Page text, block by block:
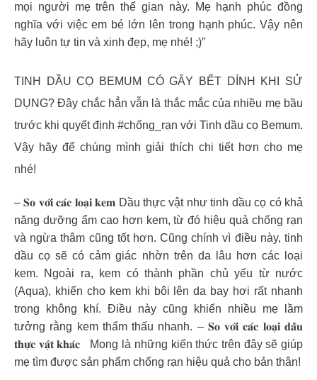
mọi người mẹ trên thế gian này. Mẹ hạnh phúc đồng
nghĩa với việc em bé lớn lên trong hạnh phúc. Vậy nên
hãy luôn tự tin và xinh đẹp, mẹ nhé! ;)”
TINH DẦU CỌ BEMUM CÓ GÂY BẾT DÍNH KHI SỬ
DỤNG? Đây chắc hẳn vẫn là thắc mắc của nhiều mẹ bầu
trước khi quyết định #chống_rạn với Tinh dầu cọ Bemum.
Vậy hãy để chúng mình giải thích chi tiết hơn cho mẹ
nhé!
– 𝐒𝐨 𝐯𝐨̛́𝐢 𝐜𝐚́𝐜 𝐥𝐨𝐚̣𝐢 𝐤𝐞𝐦 Dầu thực vật như tinh dầu cọ có khả
năng dưỡng ẩm cao hơn kem, từ đó hiệu quả chống rạn
và ngừa thâm cũng tốt hơn. Cũng chính vì điều này, tinh
dầu cọ sẽ có cảm giác nhờn trên da lâu hơn các loại
kem. Ngoài ra, kem có thành phần chủ yếu từ nước
(Aqua), khiến cho kem khi bôi lên da bay hơi rất nhanh
trong không khí. Điều này cũng khiến nhiều mẹ lầm
tưởng rằng kem thẩm thấu nhanh. – 𝐒𝐨 𝐯𝐨̛́𝐢 𝐜𝐚́𝐜 𝐥𝐨𝐚̣𝐢 𝐝𝐚̂̀𝐮
𝐭𝐡𝐮̛̣𝐜 𝐯𝐚̣̂𝐭 𝐤𝐡𝐚́𝐜 Mong là những kiến thức trên đây sẽ giúp
mẹ tìm được sản phẩm chống rạn hiệu quả cho bản thân!